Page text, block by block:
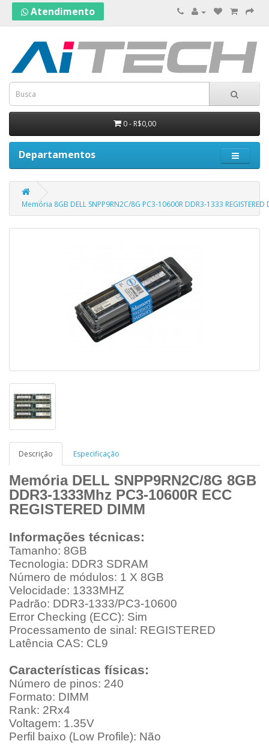
Atendimento
0 - R$0,00
Departamentos
Memória 8GB DELL SNPP9RN2C/8G PC3-10600R DDR3-1333 REGISTERED
Descrição Especificação
Memória DELL SNPP9RN2C/8G 8GB
DDR3-1333Mhz PC3-10600R ECC
REGISTERED DIMM
Informações técnicas:
Tamanho: 8GB
Tecnologia: DDR3 SDRAM
Número de módulos: 1 X 8GB
Velocidade: 1333MHZ
Padrão: DDR3-1333/PC3-10600
Error Checking (ECC): Sim
Processamento de sinal: REGISTERED
Latência CAS: CL9
Características físicas:
Número de pinos: 240
Formato: DIMM
Rank: 2Rx4
Voltagem: 1.35V
Perfil baixo (Low Profile): Não